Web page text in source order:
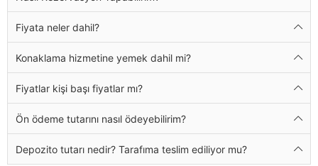
Fiyata neler dahil?
Konaklama hizmetine yemek dahil mi?
Fiyatlar kişi başı fiyatlar mı?
Ön ödeme tutarını nasıl ödeyebilirim?
Depozito tutarı nedir? Tarafıma teslim ediliyor mu?